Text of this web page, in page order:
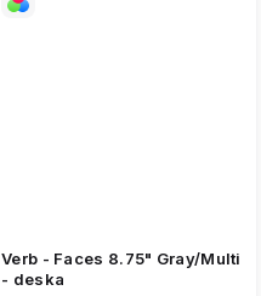
Verb - Faces 8.75" Gray/Multi
- deska